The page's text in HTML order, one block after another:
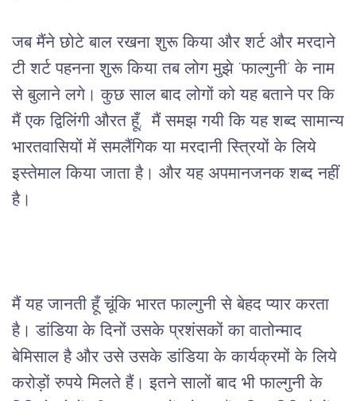
जब मैंने छोटे बाल रखना शुरू किया और शर्ट और मरदाने
टी शर्ट पहनना शुरू किया तब लोग मुझे ‘फाल्गुनी’ के नाम
से बुलाने लगे। कुछ साल बाद लोगों को यह बताने पर कि
मैं एक द्विलिंगी औरत हूँ, मैं समझ गयी कि यह शब्द सामान्य
भारतवासियों में समलैंगिक या मरदानी स्त्रियों के लिये
इस्तेमाल किया जाता है। और यह अपमानजनक शब्द नहीं
है।
मैं यह जानती हूँ चूंकि भारत फाल्गुनी से बेहद प्यार करता
है। डांडिया के दिनों उसके प्रशंसकों का वातोन्माद
बेमिसाल है और उसे उसके डांडिया के कार्यक्रमों के लिये
करोड़ों रुपये मिलते हैं। इतने सालों बाद भी फाल्गुनी के